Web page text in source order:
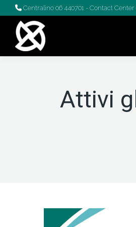
Centralino 06 440701 - Contact Center
Attivi